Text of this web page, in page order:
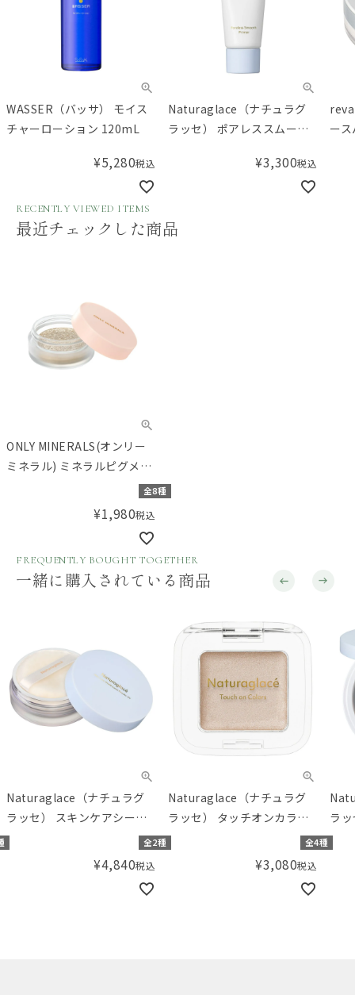
WASSER（バッサ） モイス
チャーローション 120mL
¥5,280税込
Naturaglace（ナチュラグ
ラッセ） ポアレススムース
¥3,300税込
ー
RECENTLY VIEWED ITEMS
最近チェックした商品
ONLY MINERALS(オンリー
ミネラル) ミネラルピグメン
全8種
¥1,980税込
FREQUENTLY BOUGHT TOGETHER
一緒に購入されている商品
Naturaglace（ナチュラグ
ラッセ） スキンケアシール
ド ルースパウダー
全2種
¥4,840税込
Naturaglace（ナチュラグ
ラッセ） タッチオンカラー
ズ（アイ＆フェイスカラ
全4種
¥3,080税込
ラ
ド